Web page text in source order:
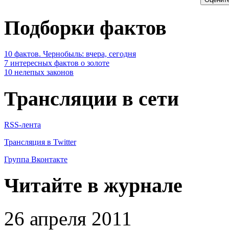
Подборки фактов
10 фактов. Чернобыль: вчера, сегодня
7 интересных фактов о золоте
10 нелепых законов
Трансляции в сети
RSS-лента
Трансляция в Twitter
Группа Вконтакте
Читайте в журнале
26 апреля 2011